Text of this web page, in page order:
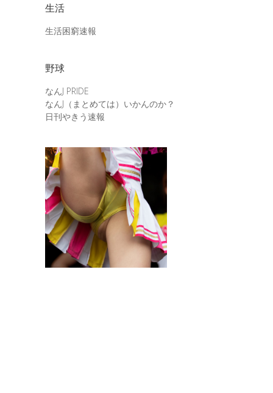
生活
生活困窮速報
野球
なんJ PRIDE
なんJ（まとめては）いかんのか？
日刊やきう速報